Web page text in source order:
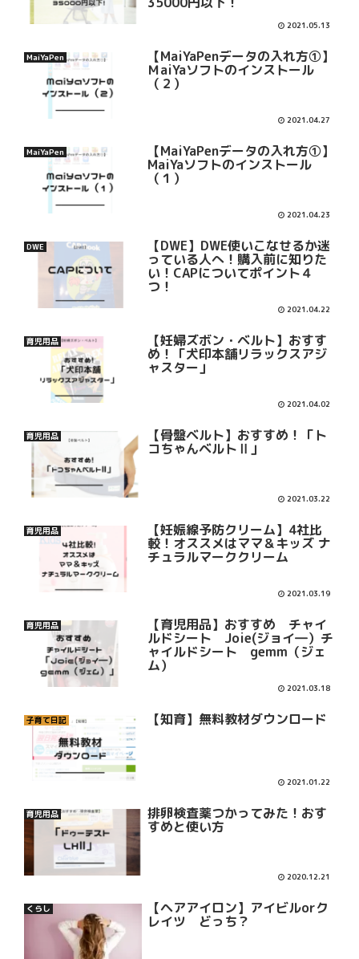
2021.05.13
MaiYaPen 【MaiYaPenデータの入れ方①】
ＭaiYaソフトのインストール
（２）
2021.04.27
MaiYaPen 【MaiYaPenデータの入れ方①】
MaiYaソフトのインストール
（１）
2021.04.23
DWE 【DWE】DWE使いこなせるか迷
っている人へ！購入前に知りた
い！CAPについてポイント４
つ！
2021.04.22
育児用品 【妊婦ズボン・ベルト】おすす
め！「犬印本舗リラックスアジ
ャスター」
2021.04.02
育児用品 【骨盤ベルト】おすすめ！「ト
コちゃんベルトⅡ」
2021.03.22
育児用品 【妊娠線予防クリーム】4社比
較！オススメはママ＆キッズ ナ
チュラルマーククリーム
2021.03.19
育児用品 【育児用品】おすすめ チャイ
ルドシート Joie(ジョイ―）チ
ャイルドシート gemm（ジェ
ム）
2021.03.18
子育て日記 【知育】無料教材ダウンロード
2021.01.22
育児用品 排卵検査薬つかってみた！おす
すめと使い方
2020.12.21
くらし 【ヘアアイロン】アイビルorク
レイツ どっち？